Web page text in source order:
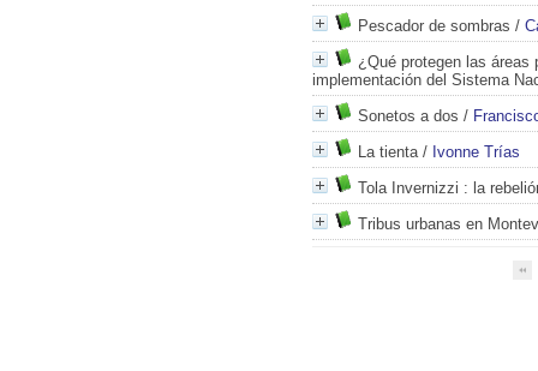
Pescador de sombras /
¿Qué protegen las áreas
implementación del Sistema
Sonetos a dos /
La tienta/ Ivonne Trías
Tola Invernizzi : la
Tribus urbanas en